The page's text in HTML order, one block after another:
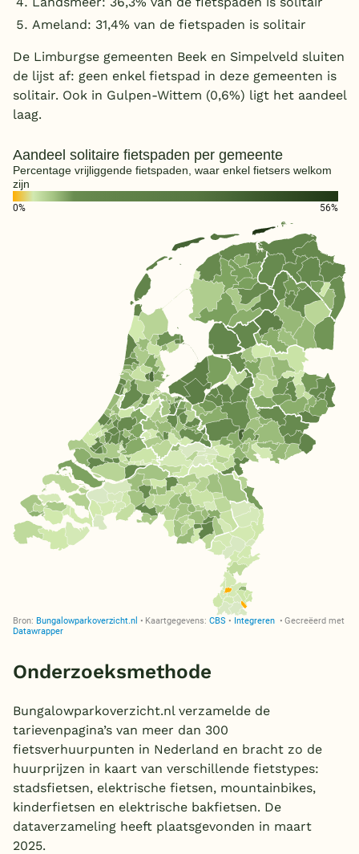
Ameland: 31,4% van de fietspaden is solitair
De Limburgse gemeenten Beek en Simpelveld sluiten
de lijst af: geen enkel fietspad in deze gemeenten is
solitair. Ook in Gulpen-Wittem (0,6%) ligt het aandeel
laag.
Onderzoeksmethode
Bungalowparkoverzicht.nl verzamelde de
tarievenpagina’s van meer dan 300
fietsverhuurpunten in Nederland en bracht zo de
huurprijzen in kaart van verschillende fietstypes:
stadsfietsen, elektrische fietsen, mountainbikes,
kinderfietsen en elektrische bakfietsen. De
dataverzameling heeft plaatsgevonden in maart
2025.